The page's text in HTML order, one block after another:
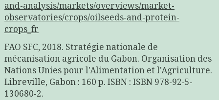
and-analysis/markets/overviews/market-
observatories/crops/oilseeds-and-protein-
crops_fr
FAO SFC, 2018. Stratégie nationale de
mécanisation agricole du Gabon. Organisation des
Nations Unies pour l'Alimentation et l'Agriculture.
Libreville, Gabon : 160 p. ISBN : ISBN 978-92-5-
130680-2.